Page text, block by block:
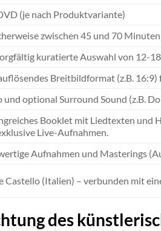
(je nach Produktvariante)
zwischen 45 und 70
kuratierte Auswahl von 12-
Breitbildformat (z.B. 16:9)
und optional Surround Sound (z.B.
Booklet mit Liedtexten und
Live-Aufnahmen.
Aufnahmen und Masterings
Castello (Italien) – verbunden mit
des